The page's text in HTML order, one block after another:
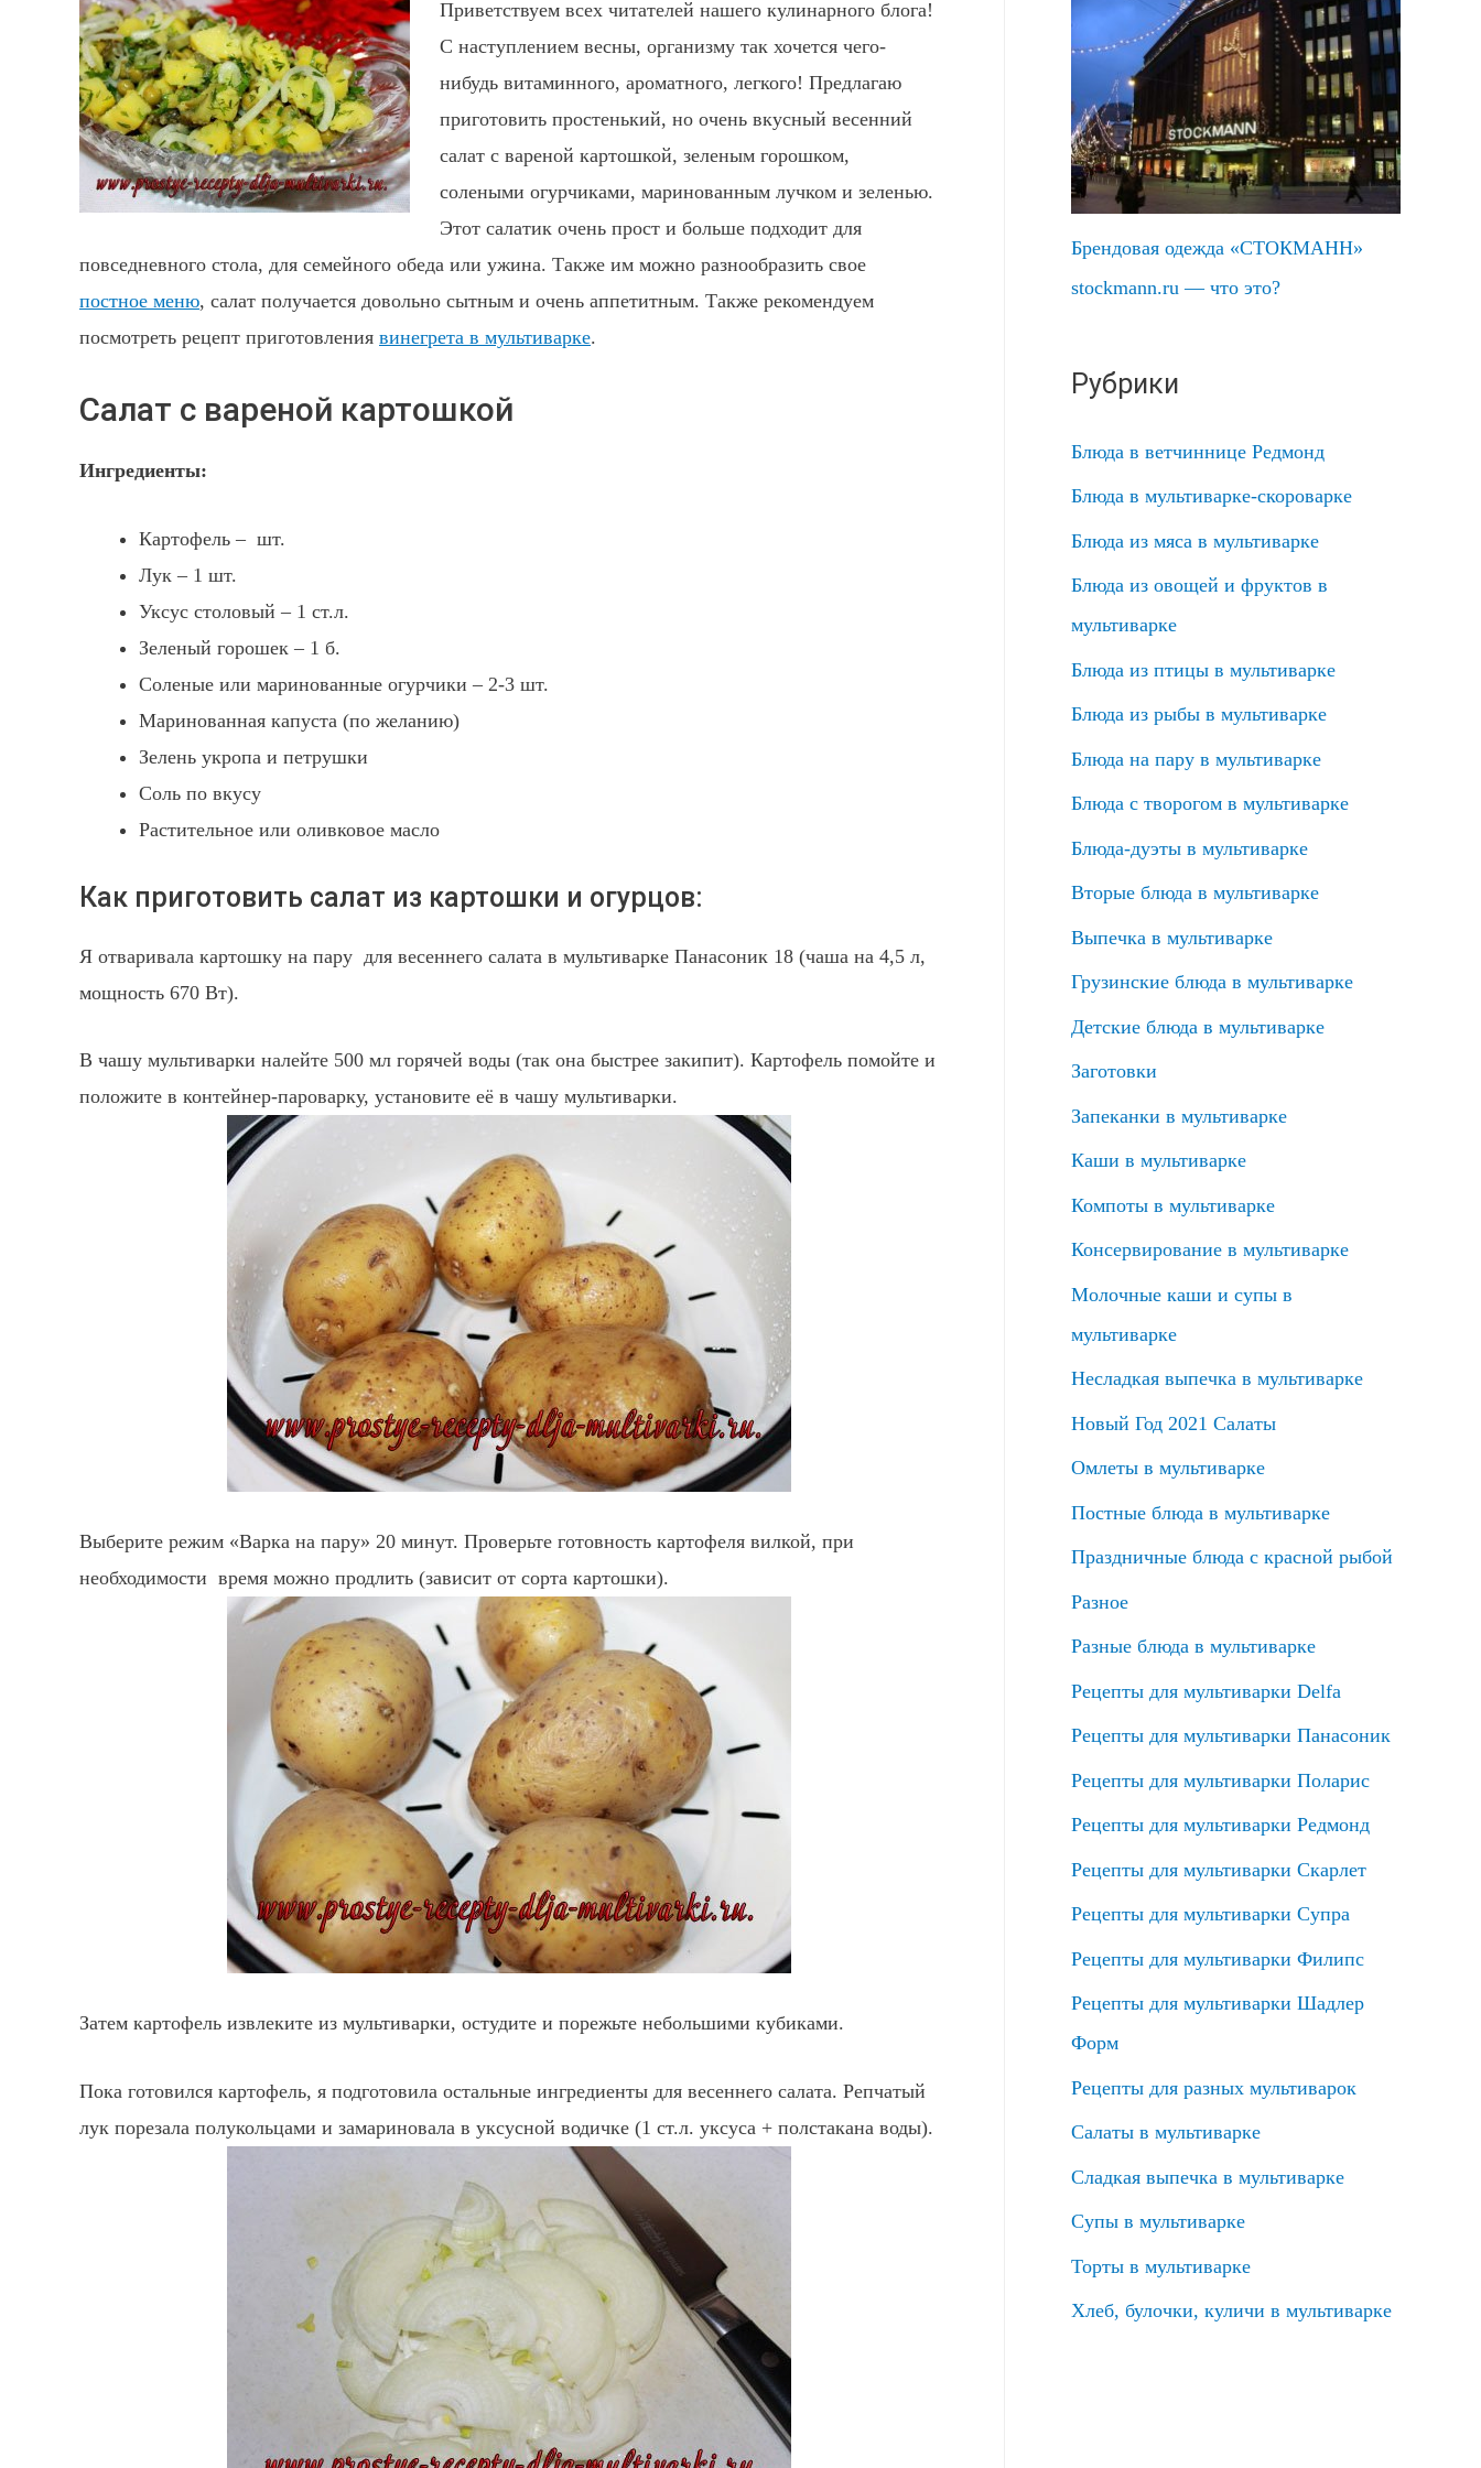
Приветствуем всех читателей нашего кулинарного блога!
С наступлением весны, организму так хочется чего-
нибудь витаминного, ароматного, легкого! Предлагаю
приготовить простенький, но очень вкусный весенний
салат с вареной картошкой, зеленым горошком,
солеными огурчиками, маринованным лучком и зеленью.
Этот салатик очень прост и больше подходит для
повседневного стола, для семейного обеда или ужина. Также им можно разнообразить свое
постное меню, салат получается довольно сытным и очень аппетитным. Также рекомендуем
посмотреть рецепт приготовления винегрета в мультиварке.
Салат с вареной картошкой
Ингредиенты:
Картофель – шт.
Лук – 1 шт.
Уксус столовый – 1 ст.л.
Зеленый горошек – 1 б.
Соленые или маринованные огурчики – 2-3 шт.
Маринованная капуста (по желанию)
Зелень укропа и петрушки
Соль по вкусу
Растительное или оливковое масло
Как приготовить салат из картошки и огурцов:
Я отваривала картошку на пару для весеннего салата в мультиварке Панасоник 18 (чаша на 4,5 л,
мощность 670 Вт).
В чашу мультиварки налейте 500 мл горячей воды (так она быстрее закипит). Картофель помойте и
положите в контейнер-пароварку, установите её в чашу мультиварки.
Выберите режим «Варка на пару» 20 минут. Проверьте готовность картофеля вилкой, при
необходимости время можно продлить (зависит от сорта картошки).
Затем картофель извлеките из мультиварки, остудите и порежьте небольшими кубиками.
Пока готовился картофель, я подготовила остальные ингредиенты для весеннего салата. Репчатый
лук порезала полукольцами и замариновала в уксусной водичке (1 ст.л. уксуса + полстакана воды).
Брендовая одежда «СТОКМАНН»
stockmann.ru — что это?
Рубрики
Блюда в ветчиннице Редмонд
Блюда в мультиварке-скороварке
Блюда из мяса в мультиварке
Блюда из овощей и фруктов в
мультиварке
Блюда из птицы в мультиварке
Блюда из рыбы в мультиварке
Блюда на пару в мультиварке
Блюда с творогом в мультиварке
Блюда-дуэты в мультиварке
Вторые блюда в мультиварке
Выпечка в мультиварке
Грузинские блюда в мультиварке
Детские блюда в мультиварке
Заготовки
Запеканки в мультиварке
Каши в мультиварке
Компоты в мультиварке
Консервирование в мультиварке
Молочные каши и супы в
мультиварке
Несладкая выпечка в мультиварке
Новый Год 2021 Салаты
Омлеты в мультиварке
Постные блюда в мультиварке
Праздничные блюда с красной рыбой
Разное
Разные блюда в мультиварке
Рецепты для мультиварки Delfa
Рецепты для мультиварки Панасоник
Рецепты для мультиварки Поларис
Рецепты для мультиварки Редмонд
Рецепты для мультиварки Скарлет
Рецепты для мультиварки Супра
Рецепты для мультиварки Филипс
Рецепты для мультиварки Шадлер
Форм
Рецепты для разных мультиварок
Салаты в мультиварке
Сладкая выпечка в мультиварке
Супы в мультиварке
Торты в мультиварке
Хлеб, булочки, куличи в мультиварке